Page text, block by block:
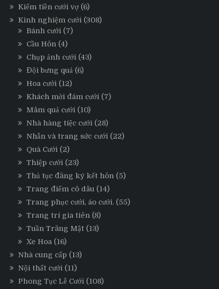
Kiếm tiền cưới vợ (6)
Kinh nghiệm cưới (308)
Bánh cưới (7)
Cầu Hôn (4)
Chụp ảnh cưới (43)
Đội bưng quả (6)
Hoa cưới (12)
Khách mời đám cưới (7)
Mâm quả cưới (10)
Nhà hàng tiệc cưới (28)
Nhẫn và trang sức cưới (22)
Quà Cưới (2)
Thiệp cưới (23)
Thủ tục đăng ký kết hôn (5)
Trang điểm cô dâu (14)
Trang phục cưới, áo cưới. (55)
Trang trí gia tiên (8)
Tuần Trăng Mật (13)
Xe Hoa (16)
Nhà cung cấp (13)
Nội thất cưới (11)
Phong Tục Lễ Cưới (108)